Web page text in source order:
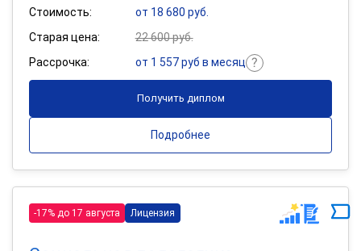
Стоимость:
от 18 680 руб.
Старая цена:
22 600 руб.
Рассрочка:
от 1 557 руб в месяц
Получить диплом
Подробнее
-17% до 17 августа Лицензия